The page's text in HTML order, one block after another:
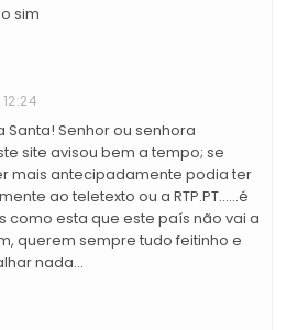
sim
12:24
Santa! Senhor ou senhora
site avisou bem a tempo; se
mais antecipadamente podia ter
ao teletexto ou a RTP.PT......é
como esta que este país não vai a
querem sempre tudo feitinho e
nada...